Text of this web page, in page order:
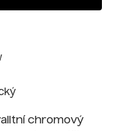
chromový